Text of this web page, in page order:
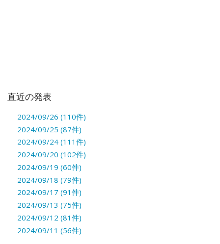
直近の発表
2024/09/26 (110件)
2024/09/25 (87件)
2024/09/24 (111件)
2024/09/20 (102件)
2024/09/19 (60件)
2024/09/18 (79件)
2024/09/17 (91件)
2024/09/13 (75件)
2024/09/12 (81件)
2024/09/11 (56件)